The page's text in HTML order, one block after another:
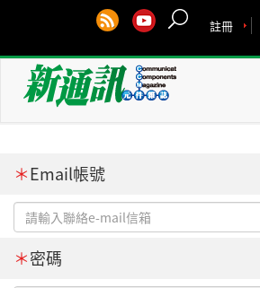
註冊
＊Email帳號
＊密碼